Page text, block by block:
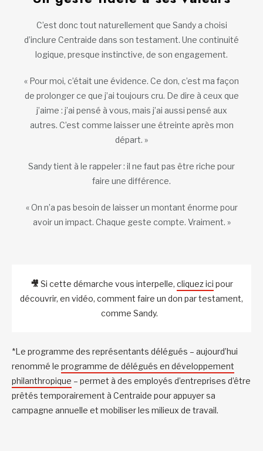
C’est donc tout naturellement que Sandy a choisi
d’inclure Centraide dans son testament. Une continuité
logique, presque instinctive, de son engagement.
« Pour moi, c’était une évidence. Ce don, c’est ma façon
de prolonger ce que j’ai toujours cru. De dire à ceux que
j’aime : j’ai pensé à vous, mais j’ai aussi pensé aux
autres. C’est comme laisser une étreinte après mon
départ. »
Sandy tient à le rappeler : il ne faut pas être riche pour
faire une différence.
« On n’a pas besoin de laisser un montant énorme pour
avoir un impact. Chaque geste compte. Vraiment. »
🎥 Si cette démarche vous interpelle, cliquez ici pour
découvrir, en vidéo, comment faire un don par testament,
comme Sandy.
*Le programme des représentants délégués – aujourd’hui
renommé le programme de délégués en développement
philanthropique – permet à des employés d’entreprises d’être
prêtés temporairement à Centraide pour appuyer sa
campagne annuelle et mobiliser les milieux de travail.